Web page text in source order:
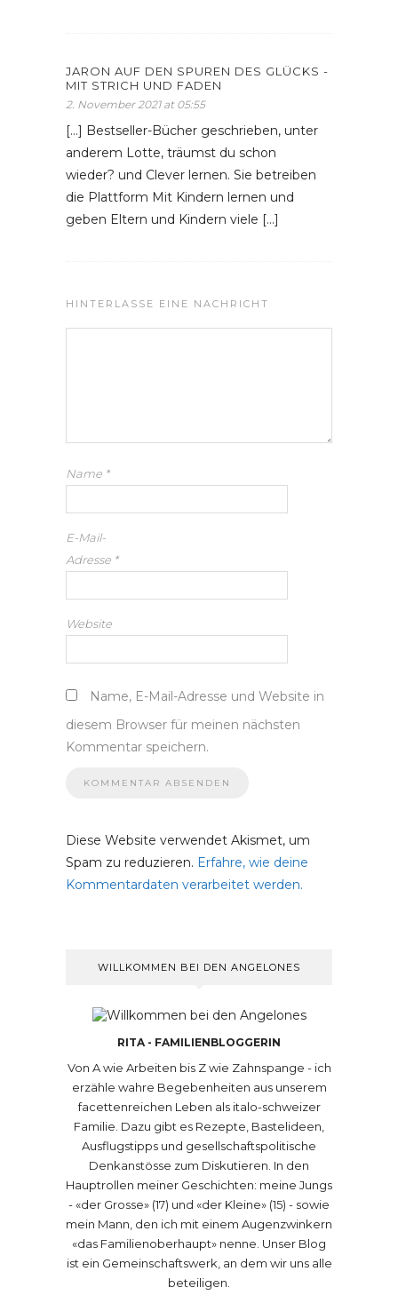
JARON AUF DEN SPUREN DES GLÜCKS -
MIT STRICH UND FADEN
2. November 2021 at 05:55
[…] Bestseller-Bücher geschrieben, unter
anderem Lotte, träumst du schon
wieder? und Clever lernen. Sie betreiben
die Plattform Mit Kindern lernen und
geben Eltern und Kindern viele […]
HINTERLASSE EINE NACHRICHT
Name *
E-Mail-
Adresse *
Website
Name, E-Mail-Adresse und Website in
diesem Browser für meinen nächsten
Kommentar speichern.
Diese Website verwendet Akismet, um
Spam zu reduzieren. Erfahre, wie deine
Kommentardaten verarbeitet werden.
WILLKOMMEN BEI DEN ANGELONES
RITA - FAMILIENBLOGGERIN
Von A wie Arbeiten bis Z wie Zahnspange - ich
erzähle wahre Begebenheiten aus unserem
facettenreichen Leben als italo-schweizer
Familie. Dazu gibt es Rezepte, Bastelideen,
Ausflugstipps und gesellschaftspolitische
Denkanstösse zum Diskutieren. In den
Hauptrollen meiner Geschichten: meine Jungs
- «der Grosse» (17) und «der Kleine» (15) - sowie
mein Mann, den ich mit einem Augenzwinkern
«das Familienoberhaupt» nenne. Unser Blog
ist ein Gemeinschaftswerk, an dem wir uns alle
beteiligen.